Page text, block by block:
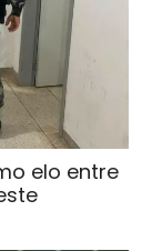
elo entre